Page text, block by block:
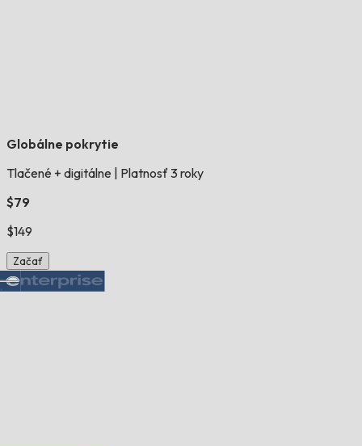
Globálne pokrytie
Tlačené + digitálne
Platnosť 3 roky
$79
$149
Začať